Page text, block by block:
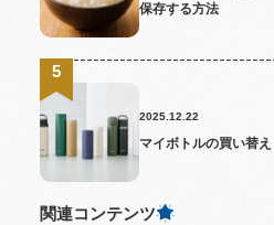
保存する方法
2025.12.22
マイボトルの買い替
関連コンテンツ